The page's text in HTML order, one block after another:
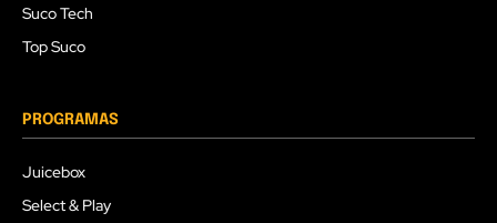
Suco Tech
Top Suco
PROGRAMAS
Juicebox
Select & Play